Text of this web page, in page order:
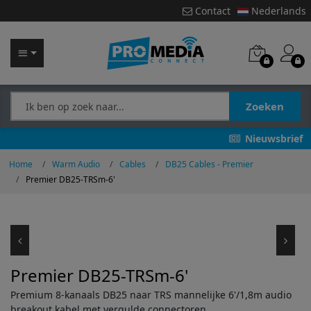
Contact Nederlands
Zoeken
Nieuwsbrief
Home Warm Audio Cables
DB25 Cables - Premier
Premier DB25-TRSm-6'
Premier DB25-TRSm-6'
Premium 8-kanaals DB25 naar TRS mannelijke 6'/1,8m audio